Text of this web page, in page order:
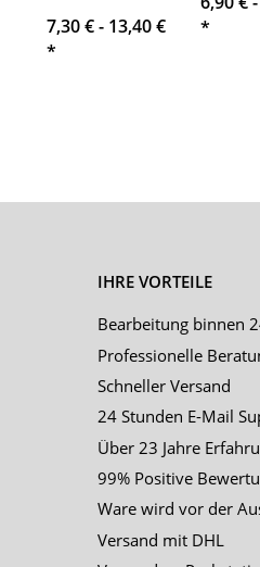
7,30 € - 13,40 €
*
*
IHRE VORTEILE
Bearbeitung binnen
Professionelle
Schneller Versand
24 Stunden E-Mail
Über 23 Jahre
99% Positive
Ware wird vor der
Versand mit DHL